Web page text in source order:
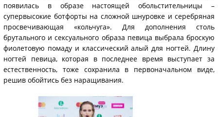
появилась в образе настоящей обольстительницы –
супервысокие ботфорты на сложной шнуровке и серебряная
просвечивающая «кольчуга». Для дополнения столь
брутального и сексуального образа певица выбрала броскую
фиолетовую помаду и классический алый для ногтей. Длину
ногтей певица, которая в последнее время выступает за
естественность, тоже сохранила в первоначальном виде,
решив обойтись без наращивания.